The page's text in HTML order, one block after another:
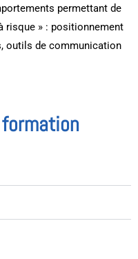
permettant de
risque » : positionnement
outils de communication